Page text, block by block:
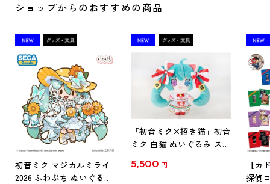
ショップからのおすすめの商品
初音ミク マジカルミライ
2026 ふわぷち ぬいぐるみ
「初音ミク×招き猫」初音
ミク 白猫 ぬいぐるみ スタ
5,500 円
【カ
探偵